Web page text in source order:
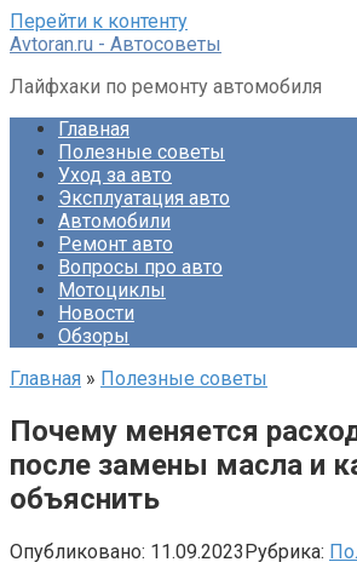
Перейти к контенту
Avtoran.ru - Автосоветы
Лайфхаки по ремонту автомобиля
Главная
Полезные советы
Уход за авто
Эксплуатация авто
Автомобили
Ремонт авто
Вопросы про авто
Мотоциклы
Новости
Обзоры
Главная » Полезные советы
Почему меняется
после замены масла и
объяснить
Опубликовано: 11.09.2023Рубрика: